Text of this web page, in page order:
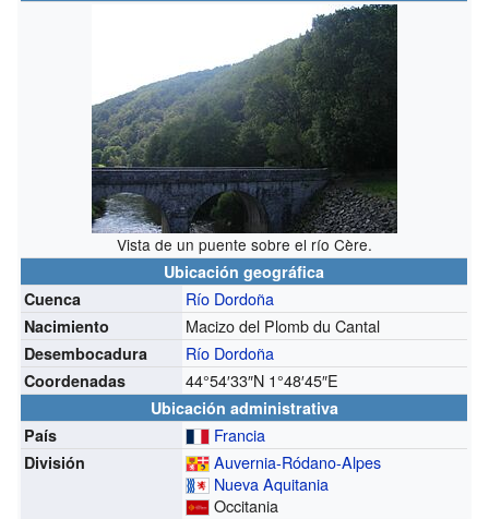
Vista de un puente sobre el río Cère.
Ubicación geográfica
Cuenca
Río Dordoña
Nacimiento Macizo del Plomb du Cantal
Desembocadura Río Dordoña
Coordenadas 44°54′33″N 1°48′45″E
Ubicación administrativa
País
Francia
División
Auvernia-Ródano-Alpes
Nueva Aquitania
Occitania